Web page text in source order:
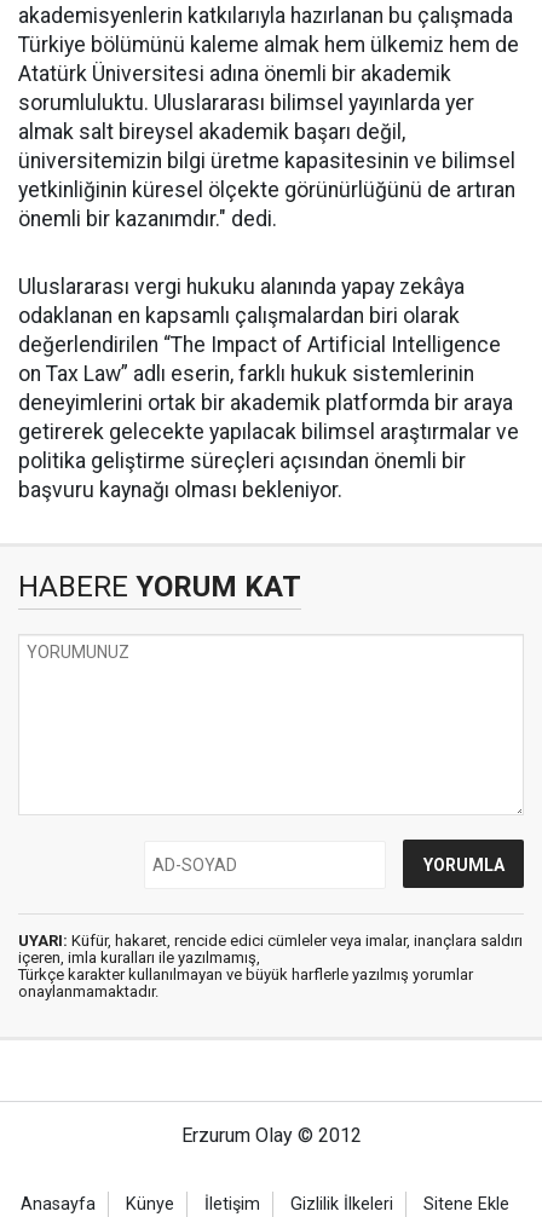
akademisyenlerin katkılarıyla hazırlanan bu çalışmada
Türkiye bölümünü kaleme almak hem ülkemiz hem de
Atatürk Üniversitesi adına önemli bir akademik
sorumluluktu. Uluslararası bilimsel yayınlarda yer
almak salt bireysel akademik başarı değil,
üniversitemizin bilgi üretme kapasitesinin ve bilimsel
yetkinliğinin küresel ölçekte görünürlüğünü de artıran
önemli bir kazanımdır." dedi.
Uluslararası vergi hukuku alanında yapay zekâya
odaklanan en kapsamlı çalışmalardan biri olarak
değerlendirilen “The Impact of Artificial Intelligence
on Tax Law” adlı eserin, farklı hukuk sistemlerinin
deneyimlerini ortak bir akademik platformda bir araya
getirerek gelecekte yapılacak bilimsel araştırmalar ve
politika geliştirme süreçleri açısından önemli bir
başvuru kaynağı olması bekleniyor.
HABERE YORUM KAT
UYARI: Küfür, hakaret, rencide edici cümleler veya imalar, inançlara saldırı
içeren, imla kuralları ile yazılmamış,
Türkçe karakter kullanılmayan ve büyük harflerle yazılmış yorumlar
onaylanmamaktadır.
Erzurum Olay © 2012
Anasayfa Künye İletişim Gizlilik İlkeleri Sitene Ekle